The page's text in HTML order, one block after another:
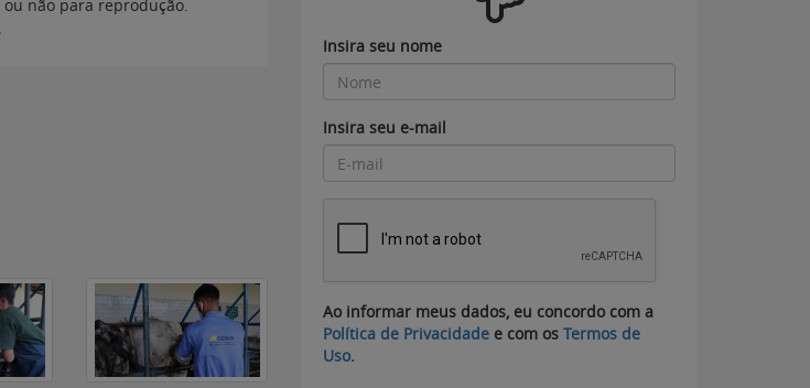
ou não para reprodução.
Insira seu nome
Insira seu e-mail
Ao informar meus dados, eu concordo com a
Política de Privacidade e com os Termos de
Uso.